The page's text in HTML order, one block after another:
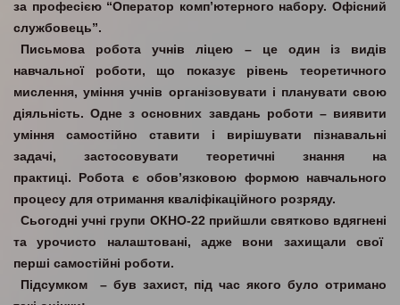
за професією “Оператор комп’ютерного набору. Офісний
службовець”.
Письмова робота учнів ліцею – це один із видів
навчальної роботи, що показує рівень теоретичного
мислення, уміння учнів організовувати і планувати свою
діяльність. Одне з основних завдань роботи – виявити
уміння самостійно ставити і вирішувати пізнавальні
задачі, застосовувати теоретичні знання на
практиці. Робота є обов’язковою формою навчального
процесу для отримання кваліфікаційного розряду.
Сьогодні учні групи ОКНО-22 прийшли святково вдягнені
та урочисто налаштовані, адже вони захищали свої
перші самостійні роботи.
Підсумком – був захист, під час якого було отримано